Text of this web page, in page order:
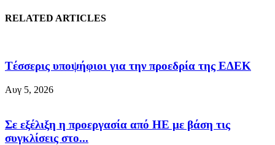
RELATED ARTICLES
Tέσσερις υποψήφιοι για την προεδρία της ΕΔΕΚ
Αυγ 5, 2026
Σε εξέλιξη η προεργασία από ΗΕ με βάση τις
συγκλίσεις στο...